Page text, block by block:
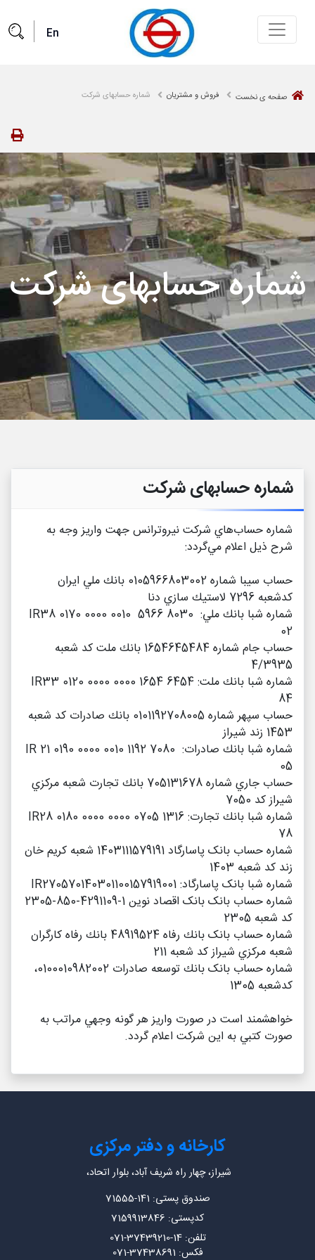
مشتریان
و خدمات جدید
ما
En
صفحه ی نخست فروش و مشتریان شماره حسابهای شرکت
شماره حسابهای شرکت
شماره حسابهای شرکت
شماره حسابهاي شركت نيروترانس جهت واريز وجه به
شرح ذيل اعلام ميگردد:
حساب سيبا شماره 0105966803002 بانك ملي ايران
كدشعبه 7296 لاستيك سازي دنا
شماره شبا بانك ملي: IR38 0170 0000 0010 5966 8030
02
حساب جام شماره 1654645484 بانك ملت کد شعبه
4/3935
شماره شبا بانك ملت:IR33 0120 0000 0000 1654 6454
84
حساب سپهر شماره 0101192708005 بانك صادرات کد شعبه
1453 زند شیراز
شماره شبا بانك صادرات: IR 21 0190 0000 0010 1192 7080
05
حساب جاري شماره 705131678 بانك تجارت شعبه مركزي
شيراز كد 7050
شماره شبا بانك تجارت:IR28 0180 0000 0000 0705 1316
78
شماره حساب بانک پاسارگاد 1403111579191 شعبه کریم خان
زند کد شعبه 1403
شماره شبا بانک پاسارگاد:IR270570140301100157919001
شماره حساب بانک بانک اقصاد نوین 1-4291109-850-2305
کد شعبه 2305
شماره حساب بانک بانك رفاه 48919524 بانك رفاه كارگران
شعبه مركزي شيراز كد شعبه 211
شماره حساب بانک بانك توسعه صادرات 0100010982002،
کدشعبه 1305
خواهشمند است در صورت واريز هر گونه وجهي مراتب به
صورت كتبي به اين شركت اعلام گردد.
کارخانه و دفتر مرکزی
شیراز، چهار راه شریف آباد، بلوار اتحاد،
صندوق پستی: 141-71555
کدپستی: 7159913846
تلفن: 14-37439210-071
فکس: 37438691-071